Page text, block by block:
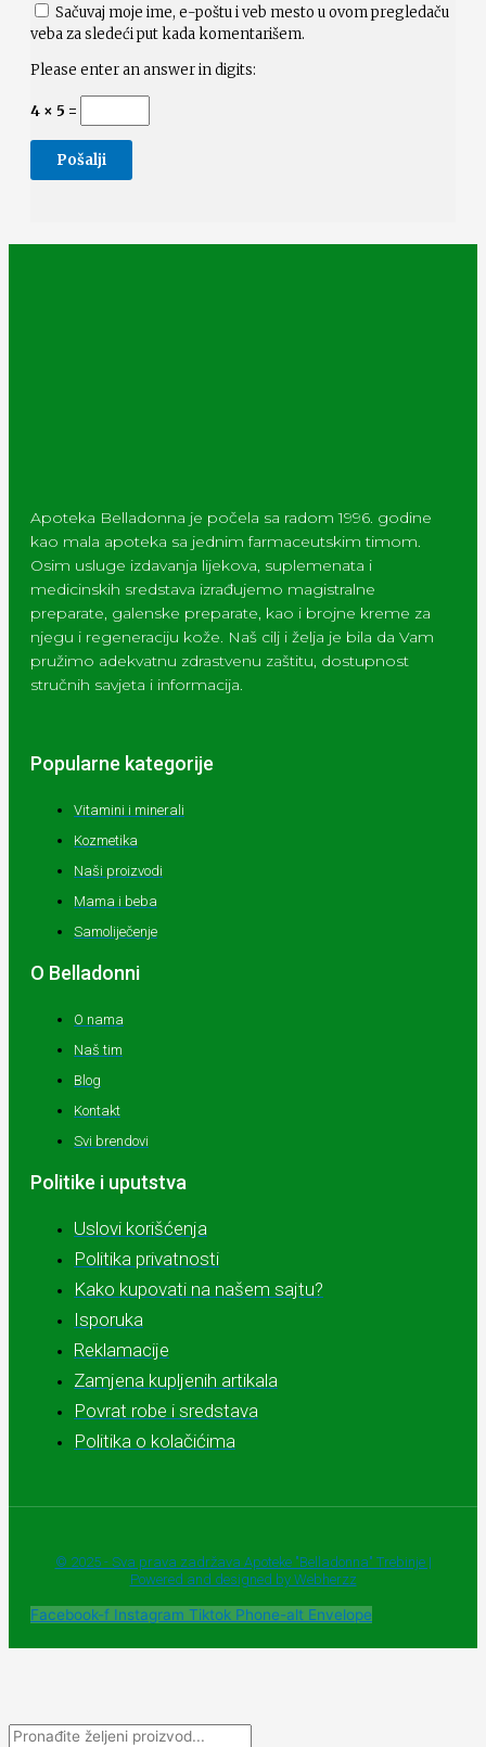
Sačuvaj moje ime, e-poštu i veb mesto u ovom pregledaču
veba za sledeći put kada komentarišem.
Please enter an answer in digits:
4 × 5 =
Apoteka Belladonna je počela sa radom 1996. godine
kao mala apoteka sa jednim farmaceutskim timom.
Osim usluge izdavanja lijekova, suplemenata i
medicinskih sredstava izrađujemo magistralne
preparate, galenske preparate, kao i brojne kreme za
njegu i regeneraciju kože. Naš cilj i želja je bila da Vam
pružimo adekvatnu zdrastvenu zaštitu, dostupnost
stručnih savjeta i informacija.
Popularne kategorije
Vitamini i minerali
Kozmetika
Naši proizvodi
Mama i beba
Samoliječenje
O Belladonni
O nama
Naš tim
Blog
Kontakt
Svi brendovi
Politike i uputstva
Uslovi korišćenja
Politika privatnosti
Kako kupovati na našem sajtu?
Isporuka
Reklamacije
Zamjena kupljenih artikala
Povrat robe i sredstava
Politika o kolačićima
© 2025 - Sva prava zadržava Apoteke "Belladonna" Trebinje |
Powered and designed by Webherzz
Facebook-f Instagram Tiktok Phone-alt Envelope